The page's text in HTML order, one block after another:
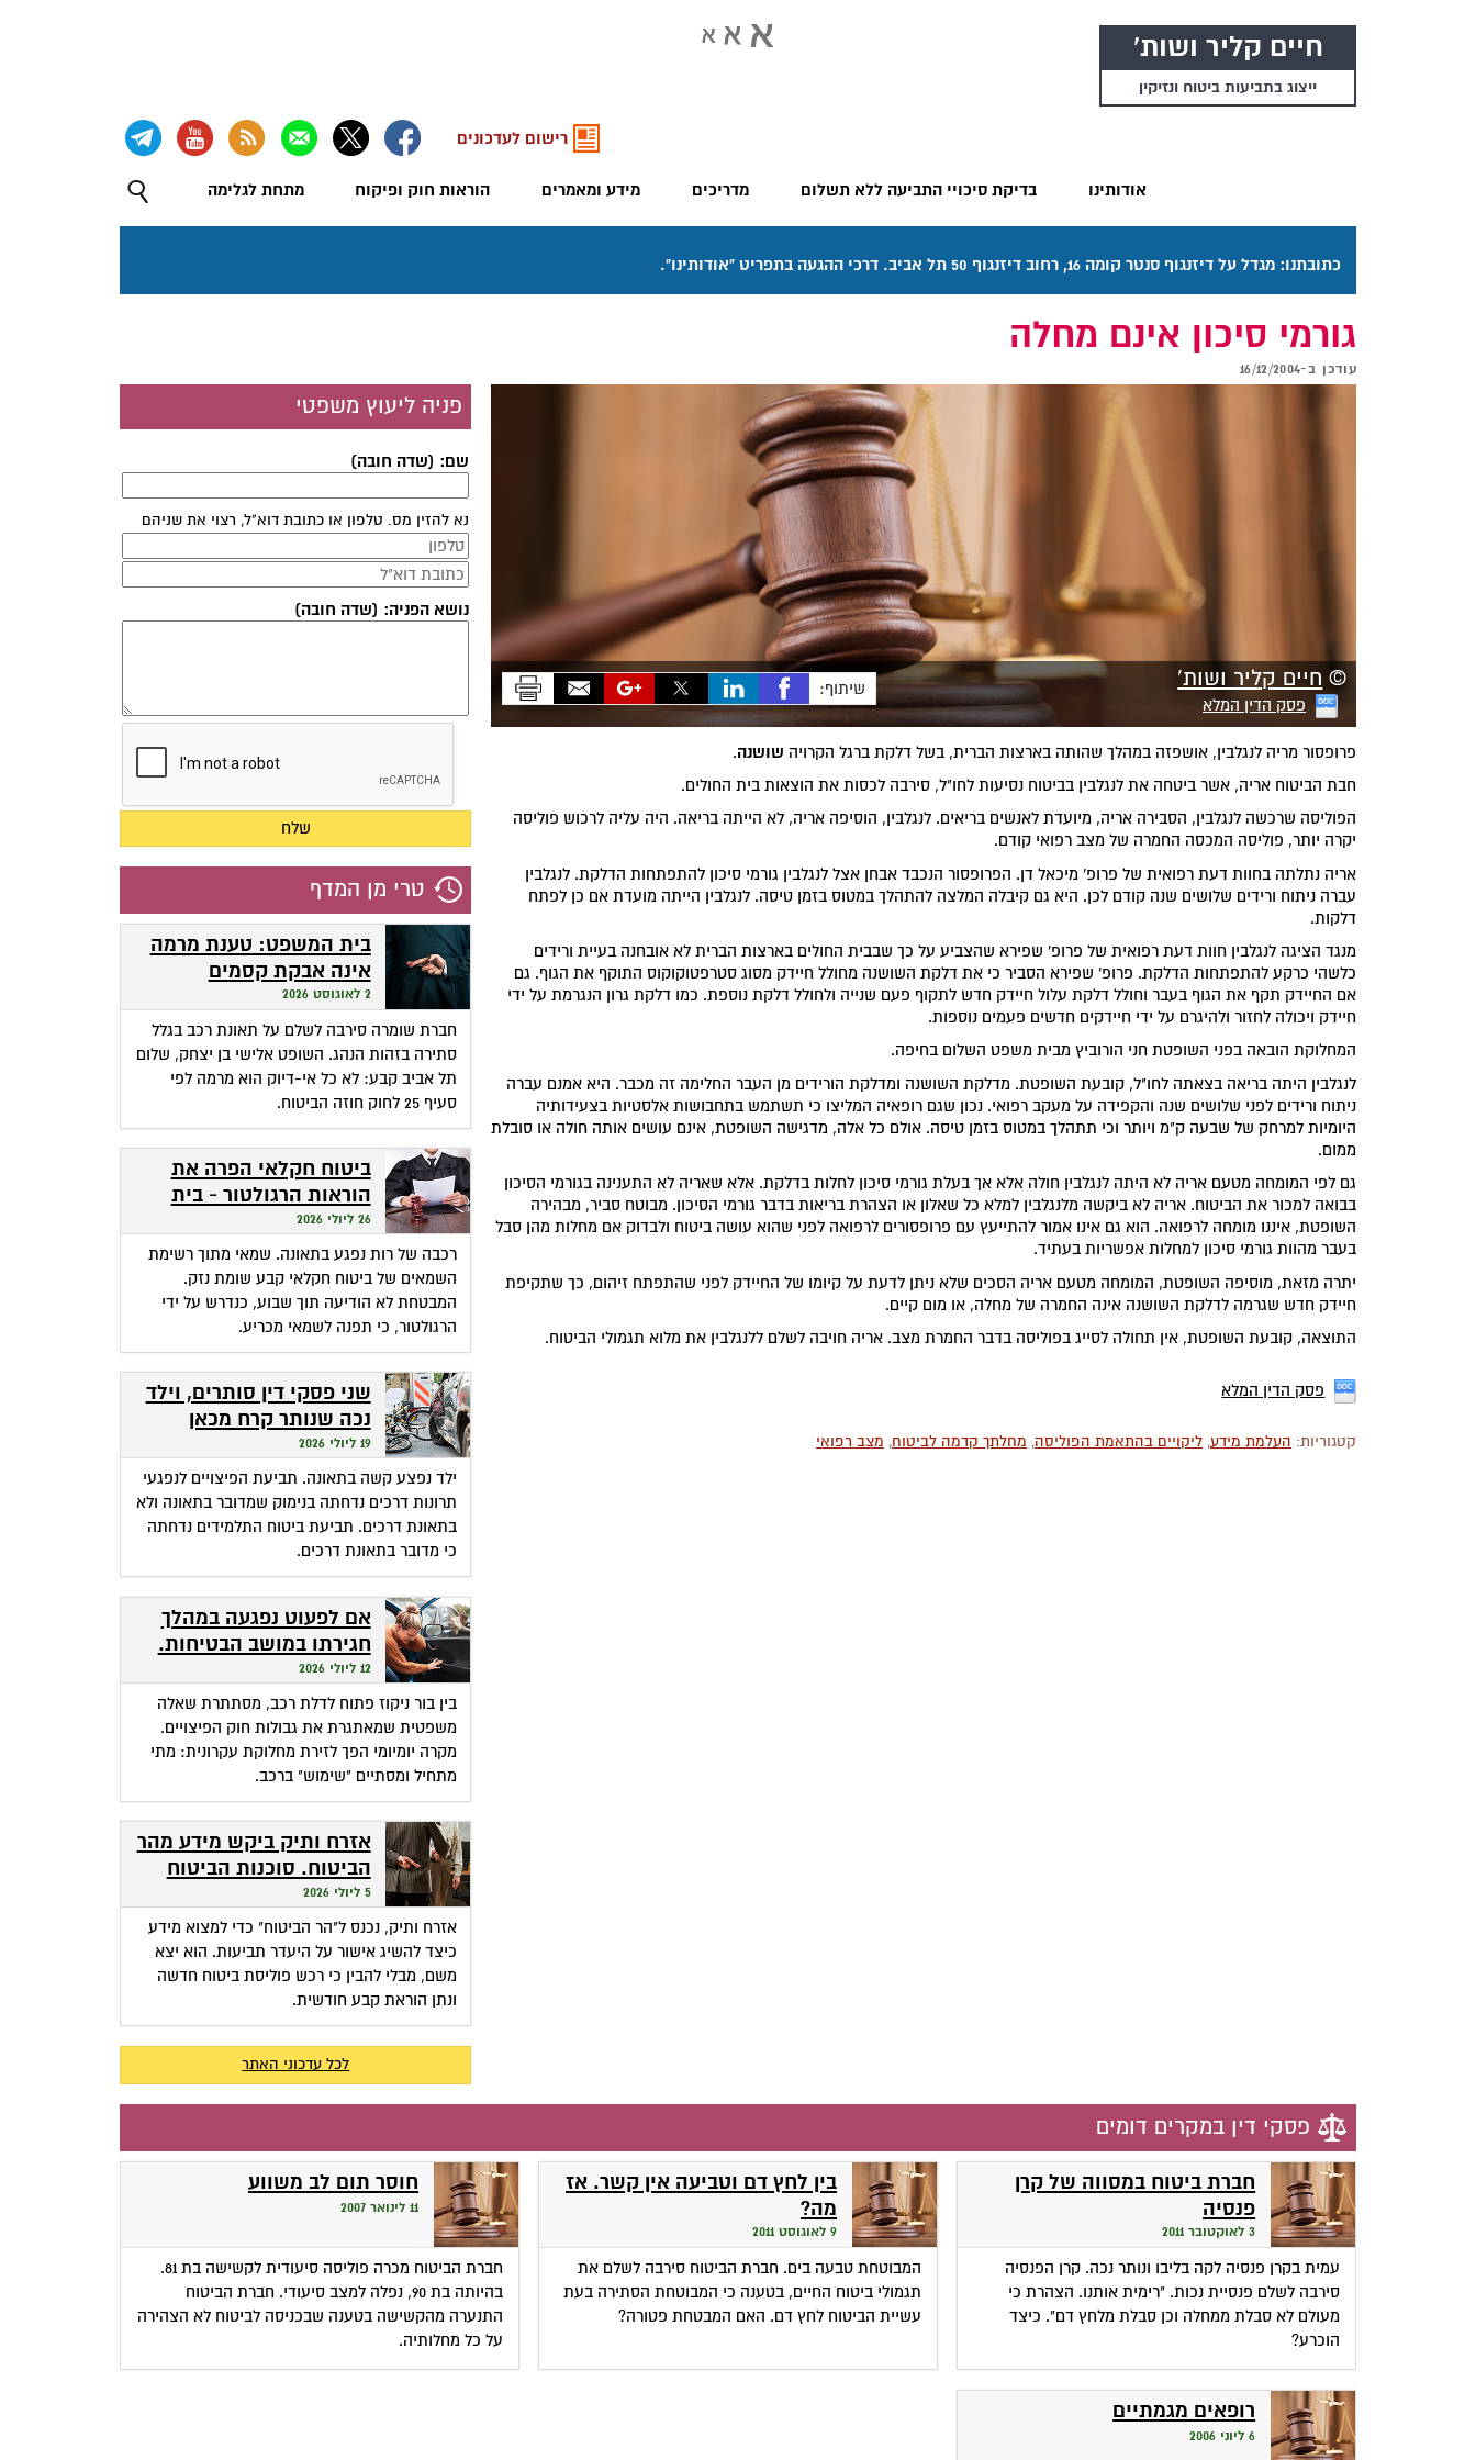
חיים קליר ושות'
ייצוג בתביעות ביטוח ונזיקין
אודותינו בדיקת סיכויי התביעה ללא תשלום מדריכים מידע ומאמרים הוראות חוק ופיקוח מתחת לגלימה
רישום לעדכונים
כתובתנו: מגדל על דיזנגוף סנטר קומה 16, רחוב דיזנגוף 50 תל אביב. דרכי ההגעה בתפריט "אודותינו".
גורמי סיכון אינם מחלה
עודכן ב-16/12/2004
© חיים קליר ושות'
פסק הדין המלא
שיתוף:
פרופסור מריה לנגלבין, אושפזה במהלך שהותה בארצות הברית, בשל דלקת ברגל הקרויה שושנה.
חבת הביטוח אריה, אשר ביטחה את לנגלבין בביטוח נסיעות לחו"ל, סירבה לכסות את הוצאות בית החולים.
הפוליסה שרכשה לנגלבין, הסבירה אריה, מיועדת לאנשים בריאים. לנגלבין, הוסיפה אריה, לא הייתה בריאה. היה עליה לרכוש פוליסה
יקרה יותר, פוליסה המכסה החמרה של מצב רפואי קודם.
אריה נתלתה בחוות דעת רפואית של פרופ' מיכאל דן. הפרופסור הנכבד אבחן אצל לנגלבין גורמי סיכון להתפתחות הדלקת. לנגלבין
עברה ניתוח ורידים שלושים שנה קודם לכן. היא גם קיבלה המלצה להתהלך במטוס בזמן טיסה. לנגלבין הייתה מועדת אם כן לפתח
דלקות.
מנגד הציגה לנגלבין חוות דעת רפואית של פרופ' שפירא שהצביע על כך שבבית החולים בארצות הברית לא אובחנה בעיית ורידים
כלשהי כרקע להתפתחות הדלקת. פרופ' שפירא הסביר כי את דלקת השושנה מחולל חיידק מסוג סטרפטוקוקוס התוקף את הגוף. גם
אם החיידק תקף את הגוף בעבר וחולל דלקת עלול חיידק חדש לתקוף פעם שנייה ולחולל דלקת נוספת. כמו דלקת גרון הנגרמת על ידי
חיידק ויכולה לחזור ולהיגרם על ידי חיידקים חדשים פעמים נוספות.
המחלוקת הובאה בפני השופטת חני הורוביץ מבית משפט השלום בחיפה.
לנגלבין היתה בריאה בצאתה לחו"ל, קובעת השופטת. מדלקת השושנה ומדלקת הורידים מן העבר החלימה זה מכבר. היא אמנם עברה
ניתוח ורידים לפני שלושים שנה והקפידה על מעקב רפואי. נכון שגם רופאיה המליצו כי תשתמש בתחבושות אלסטיות בצעידותיה
היומיות למרחק של שבעה ק"מ ויותר וכי תתהלך במטוס בזמן טיסה. אולם כל אלה, מדגישה השופטת, אינם עושים אותה חולה או סובלת
ממום.
גם לפי המומחה מטעם אריה לא היתה לנגלבין חולה אלא אך בעלת גורמי סיכון לחלות בדלקת. אלא שאריה לא התענינה בגורמי הסיכון
בבואה למכור את הביטוח. אריה לא ביקשה מלנגלבין למלא כל שאלון או הצהרת בריאות בדבר גורמי הסיכון. מבוטח סביר, מבהירה
השופטת, איננו מומחה לרפואה. הוא גם אינו אמור להתייעץ עם פרופסורים לרפואה לפני שהוא עושה ביטוח ולבדוק אם מחלות מהן סבל
בעבר מהוות גורמי סיכון למחלות אפשריות בעתיד.
יתרה מזאת, מוסיפה השופטת, המומחה מטעם אריה הסכים שלא ניתן לדעת על קיומו של החיידק לפני שהתפתח זיהום, כך שתקיפת
חיידק חדש שגרמה לדלקת השושנה אינה החמרה של מחלה, או מום קיים.
התוצאה, קובעת השופטת, אין תחולה לסייג בפוליסה בדבר החמרת מצב. אריה חויבה לשלם ללנגלבין את מלוא תגמולי הביטוח.
פסק הדין המלא
קטגוריות: העלמת מידע, ליקויים בהתאמת הפוליסה, מחלתך קדמה לביטוח, מצב רפואי
פניה ליעוץ משפטי
שם: (שדה חובה)
נא להזין מס. טלפון או כתובת דוא"ל, רצוי את שניהם
נושא הפניה: (שדה חובה)
טרי מן המדף
בית המשפט: טענת מרמה
אינה אבקת קסמים
שהופכת אי-דיוק לפטור
מתשלום
2 לאוגוסט 2026
חברת שומרה סירבה לשלם על תאונת רכב בגלל
סתירה בזהות הנהג. השופט אלישי בן יצחק, שלום
תל אביב קבע: לא כל אי-דיוק הוא מרמה לפי
סעיף 25 לחוק חוזה הביטוח.
ביטוח חקלאי הפרה את
הוראות הרגולטור - בית
המשפט חילץ אותה
26 ליולי 2026
רכבה של רות נפגע בתאונה. שמאי מתוך רשימת
השמאים של ביטוח חקלאי קבע שומת נזק.
המבטחת לא הודיעה תוך שבוע, כנדרש על ידי
הרגולטור, כי תפנה לשמאי מכריע.
שני פסקי דין סותרים, וילד
נכה שנותר קרח מכאן
ומכאן
19 ליולי 2026
ילד נפצע קשה בתאונה. תביעת הפיצויים לנפגעי
תרונות דרכים נדחתה בנימוק שמדובר בתאונה ולא
בתאונת דרכים. תביעת ביטוח התלמידים נדחתה
כי מדובר בתאונת דרכים.
אם לפעוט נפגעה במהלך
חגירתו במושב הבטיחות.
האם זכאית לפיצויים?
12 ליולי 2026
בין בור ניקוז פתוח לדלת רכב, מסתתרת שאלה
משפטית שמאתגרת את גבולות חוק הפיצויים.
מקרה יומיומי הפך לזירת מחלוקת עקרונית: מתי
מתחיל ומסתיים "שימוש" ברכב.
אזרח ותיק ביקש מידע מהר
הביטוח. סוכנות הביטוח
גבתה מחשבונו פרמיות
5 ליולי 2026
אזרח ותיק, נכנס ל"הר הביטוח" כדי למצוא מידע
כיצד להשיג אישור על היעדר תביעות. הוא יצא
משם, מבלי להבין כי רכש פוליסת ביטוח חדשה
ונתן הוראת קבע חודשית.
לכל עדכוני האתר
פסקי דין במקרים דומים
חברת ביטוח במסווה של קרן
פנסיה
3 לאוקטובר 2011
עמית בקרן פנסיה לקה בליבו ונותר נכה. קרן הפנסיה
סירבה לשלם פנסיית נכות. "רימית אותנו. הצהרת כי
מעולם לא סבלת ממחלה וכן סבלת מלחץ דם". כיצד
הוכרע?
בין לחץ דם וטביעה אין קשר. אז
מה?
9 לאוגוסט 2011
המבוטחת טבעה בים. חברת הביטוח סירבה לשלם את
תגמולי ביטוח החיים, בטענה כי המבוטחת הסתירה בעת
עשיית הביטוח לחץ דם. האם המבטחת פטורה?
חוסר תום לב משווע
11 לינואר 2007
חברת הביטוח מכרה פוליסה סיעודית לקשישה בת 81.
בהיותה בת 90, נפלה למצב סיעודי. חברת הביטוח
התנערה מהקשישה בטענה שבכניסה לביטוח לא הצהירה
על כל מחלותיה.
רופאים מגמתיים
6 ליוני 2006